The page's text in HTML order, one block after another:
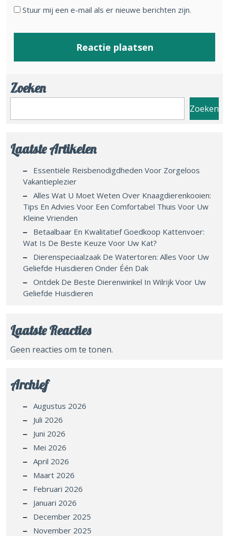
Stuur mij een e-mail als er nieuwe berichten zijn.
Zoeken
Zoeken
Laatste Artikelen
Essentiële Reisbenodigdheden Voor Zorgeloos
Vakantieplezier
Alles Wat U Moet Weten Over Knaagdierenkooien:
Tips En Advies Voor Een Comfortabel Thuis Voor Uw
Kleine Vrienden
Betaalbaar En Kwalitatief Goedkoop Kattenvoer:
Wat Is De Beste Keuze Voor Uw Kat?
Dierenspeciaalzaak De Watertoren: Alles Voor Uw
Geliefde Huisdieren Onder Één Dak
Ontdek De Beste Dierenwinkel In Wilrijk Voor Uw
Geliefde Huisdieren
Laatste Reacties
Geen reacties om te tonen.
Archief
Augustus 2026
Juli 2026
Juni 2026
Mei 2026
April 2026
Maart 2026
Februari 2026
Januari 2026
December 2025
November 2025